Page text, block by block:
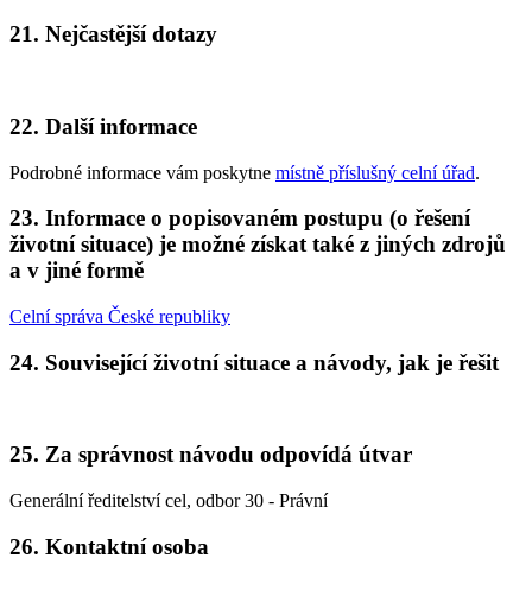
21. Nejčastější dotazy
22. Další informace
Podrobné informace vám poskytne místně příslušný celní úřad.
23. Informace o popisovaném postupu (o řešení
životní situace) je možné získat také z jiných zdrojů
a v jiné formě
Celní správa České republiky
24. Související životní situace a návody, jak je řešit
25. Za správnost návodu odpovídá útvar
Generální ředitelství cel, odbor 30 - Právní
26. Kontaktní osoba